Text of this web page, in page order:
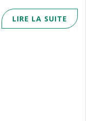
LIRE LA SUITE